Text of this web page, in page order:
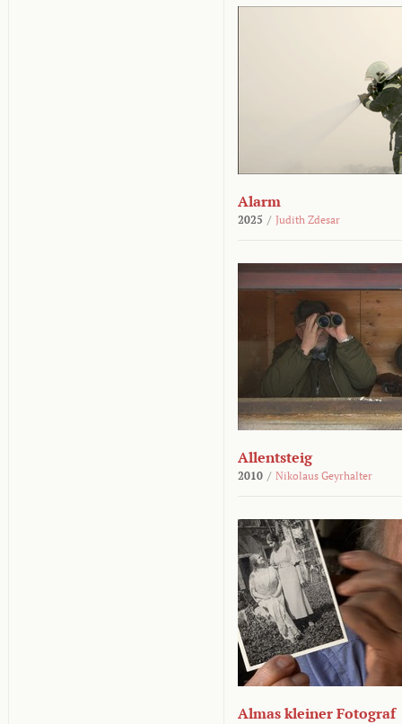
Alarm
2025 / Judith Zdesar
Allentsteig
2010 / Nikolaus Geyrhalter
Almas kleiner Fotograf